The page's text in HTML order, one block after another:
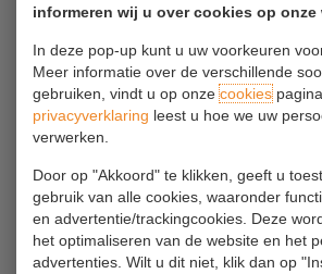
informeren wij u over cookies op onze
In deze pop-up kunt u uw voorkeuren
Meer informatie over de verschillende
gebruiken, vindt u op onzecookies
privacyverklaring leest u hoe we uw
verwerken.
Door op "Akkoord" te klikken, geeft u
gebruik van alle cookies, waaronder
en advertentie/trackingcookies. Deze
het optimaliseren van de website en het
advertenties. Wilt u dit niet, klik dan op
Van handelingen die meer dan 1x per minuut en
dag gedaan worden, wordt een beoordeling
en werkinrichting. Hiervoor wordt gebruik
‘Vaak herhaalde bewegingen’ uit deze
vergelijkbaar instrument waarmee de belasting
Dit wordt beschouwd als verdiepende RI&E.
Zie Praktijkvoorbeeld 'Quickscan vaak
Om te bepalen welke werkzaamheden met
een risico met zich meebrengen wordt bekeken